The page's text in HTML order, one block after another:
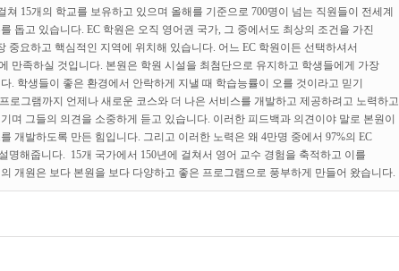
쳐 15개의 학교를 보유하고 있으며 올해를 기준으로 700명이 넘는 직원들이 전세계
돕고 있습니다. EC 학원은 오직 영어권 국가, 그 중에서도 최상의 조건을 가진
중요하고 핵심적인 지역에 위치해 있습니다. 어느 EC 학원이든 선택하셔서
만족하실 것입니다. 본원은 학원 시설을 최첨단으로 유지하고 학생들에게 가장
. 학생들이 좋은 환경에서 안락하게 지낼 때 학습능률이 오를 것이라고 믿기
로그램까지 언제나 새로운 코스와 더 나은 서비스를 개발하고 제공하려고 노력하고
며 그들의 의견을 소중하게 듣고 있습니다. 이러한 피드백과 의견이야 말로 본원이
개발하도록 만든 힘입니다. 그리고 이러한 노력은 왜 4만명 중에서 97%의 EC
명해줍니다. 15개 국가에서 150년에 걸쳐서 영어 교수 경험을 축적하고 이를
개원은 보다 본원을 보다 다양하고 좋은 프로그램으로 풍부하게 만들어 왔습니다.